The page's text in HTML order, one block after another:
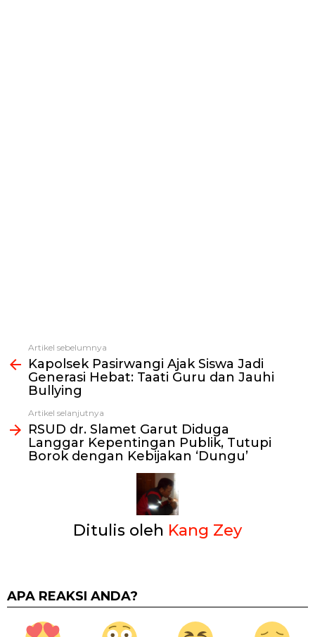
Lihat
selengkapnya
Artikel sebelumnya
Kapolsek Pasirwangi Ajak Siswa Jadi
Generasi Hebat: Taati Guru dan Jauhi
Bullying
Artikel selanjutnya
RSUD dr. Slamet Garut Diduga
Langgar Kepentingan Publik, Tutupi
Borok dengan Kebijakan ‘Dungu’
Ditulis oleh Kang Zey
APA REAKSI ANDA?